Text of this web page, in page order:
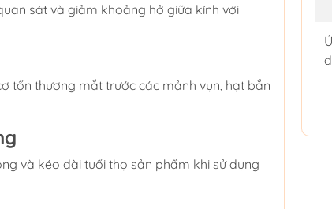
sát và giảm khoảng hở giữa kính với
tổn thương mắt trước các mảnh vụn, hạt bắn
và kéo dài tuổi thọ sản phẩm khi sử dụng